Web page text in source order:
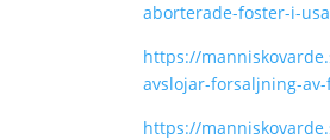
aborterade-foster-i-
https://
avslojar-forsaljning-
https://